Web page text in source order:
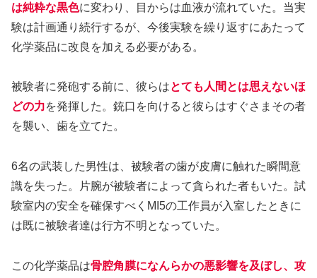
は純粋な黒色に変わり、目からは血液が流れていた。当実
験は計画通り続行するが、今後実験を繰り返すにあたって
化学薬品に改良を加える必要がある。
被験者に発砲する前に、彼らはとても人間とは思えないほ
どの力を発揮した。銃口を向けると彼らはすぐさまその者
を襲い、歯を立てた。
6名の武装した男性は、被験者の歯が皮膚に触れた瞬間意
識を失った。片腕が被験者によって貪られた者もいた。試
験室内の安全を確保すべくMI5の工作員が入室したときに
は既に被験者達は行方不明となっていた。
この化学薬品は骨腔角膜になんらかの悪影響を及ぼし、攻